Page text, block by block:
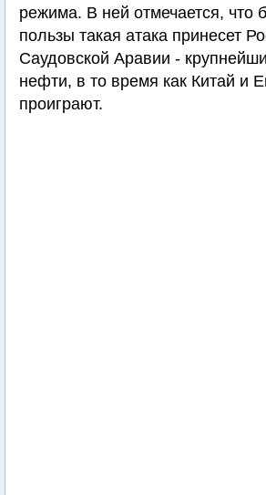
режима. В ней отмечается, что
пользы такая атака принесет
Саудовской Аравии -
нефти, в то время как Китай и
проиграют.